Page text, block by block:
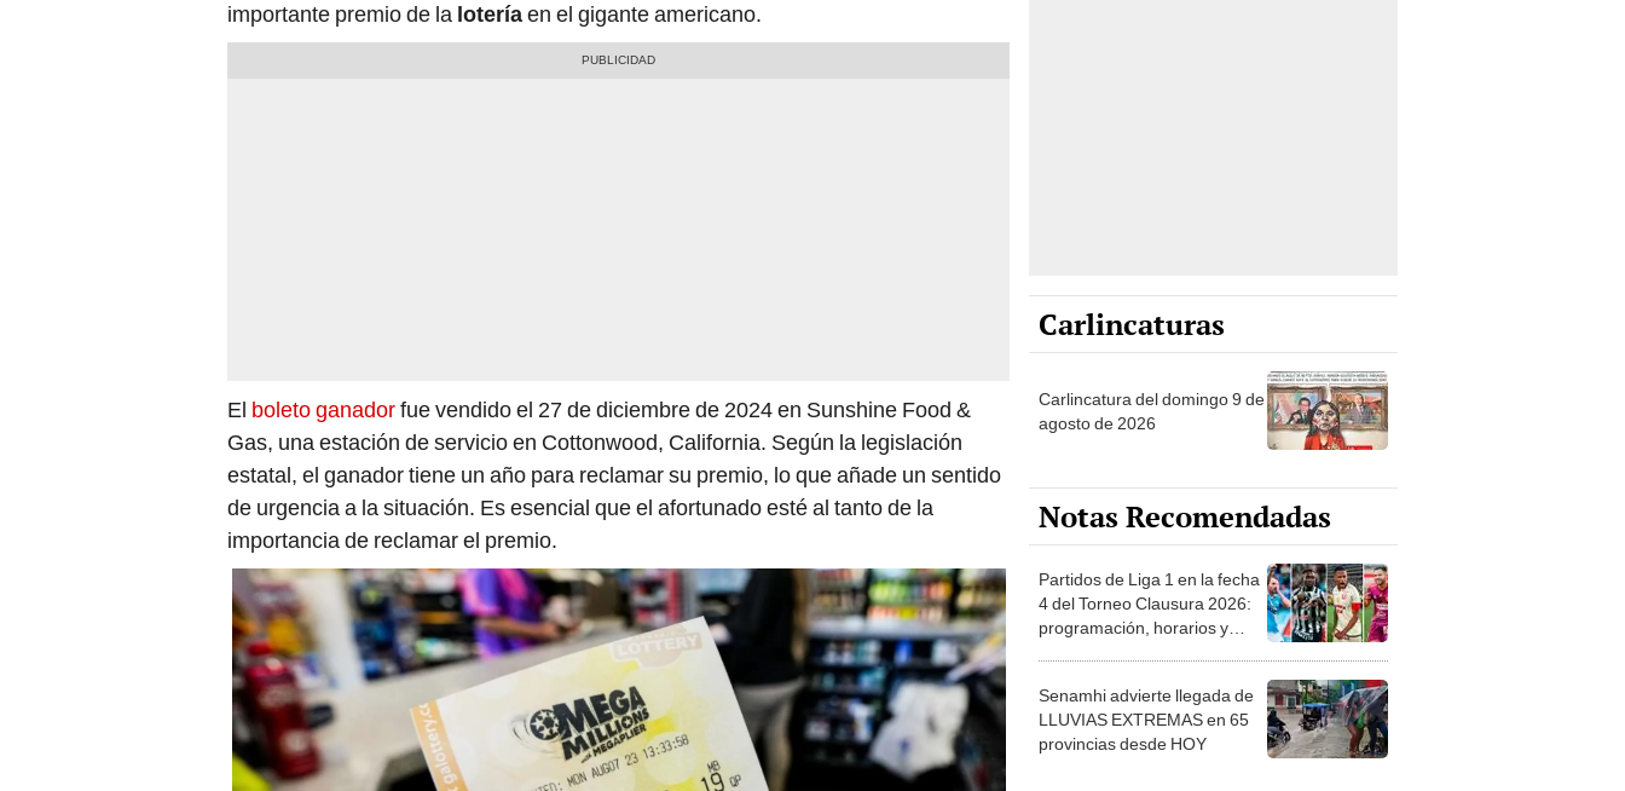
importante premio de la loteríaen el gigante americano.
El boleto ganadorfue vendido el 27 de diciembre de 2024 en Sunshine Food &
Gas, una estación de servicio en Cottonwood, California. Según la legislación
estatal, el ganador tiene un año para reclamar su premio, lo que añade un sentido
de urgencia a la situación. Es esencial que el afortunado esté al tanto de la
importancia de reclamar el premio.
Carlincaturas
Carlincatura del domingo 9 de
agosto de 2026
Notas Recomendadas
Partidos de Liga 1 en la fecha
4 del Torneo Clausura 2026:
programación, horarios y
Senamhi advierte llegada de
LLUVIAS EXTREMAS en 65
provincias desde HOY